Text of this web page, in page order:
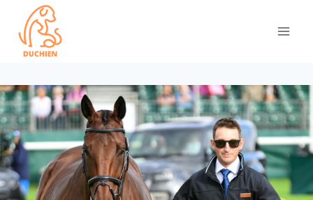
content